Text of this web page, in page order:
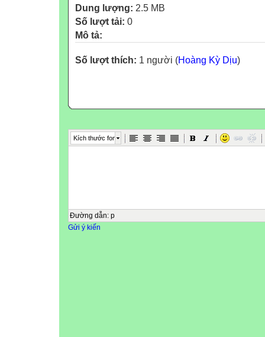
Dung lượng: 2.5 MB
Số lượt tải: 0
Mô tả:
Số lượt thích: 1 người (Hoàng Kỳ Dịu)
Kích thước font
Đường dẫn: p
Gửi ý kiến